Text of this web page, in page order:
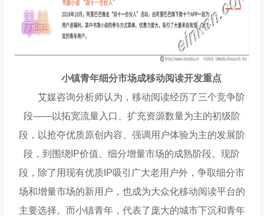
小镇青年细分市场成移动阅读开发重点
艾媒咨询分析师认为，移动阅读经历了三个竞争阶
段——以拓宽流量入口、扩充资源数量为主的初级阶
段，以抢夺优质原创内容、强调用户体验为主的发展阶
段，到围绕IP价值、细分增量市场的成熟阶段。现阶
段，除了用现有优质IP吸引广大老用户外，争取细分市
场和增量市场的新用户，也成为大众化移动阅读平台的
主要选择。而小镇青年，代表了庞大的城市下沉和青年